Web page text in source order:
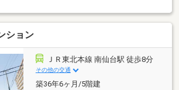
アクセスできるパウダールームリノベー
・キッチン交換・ユニットバス交換・洗面
・トイレ交換・建具交換・配管更新・クロ
材貼替・ハウスクリーニング
ション
ＪＲ東北本線 南仙台駅 徒歩8分
その他の交通
築36年6ヶ月/5階建